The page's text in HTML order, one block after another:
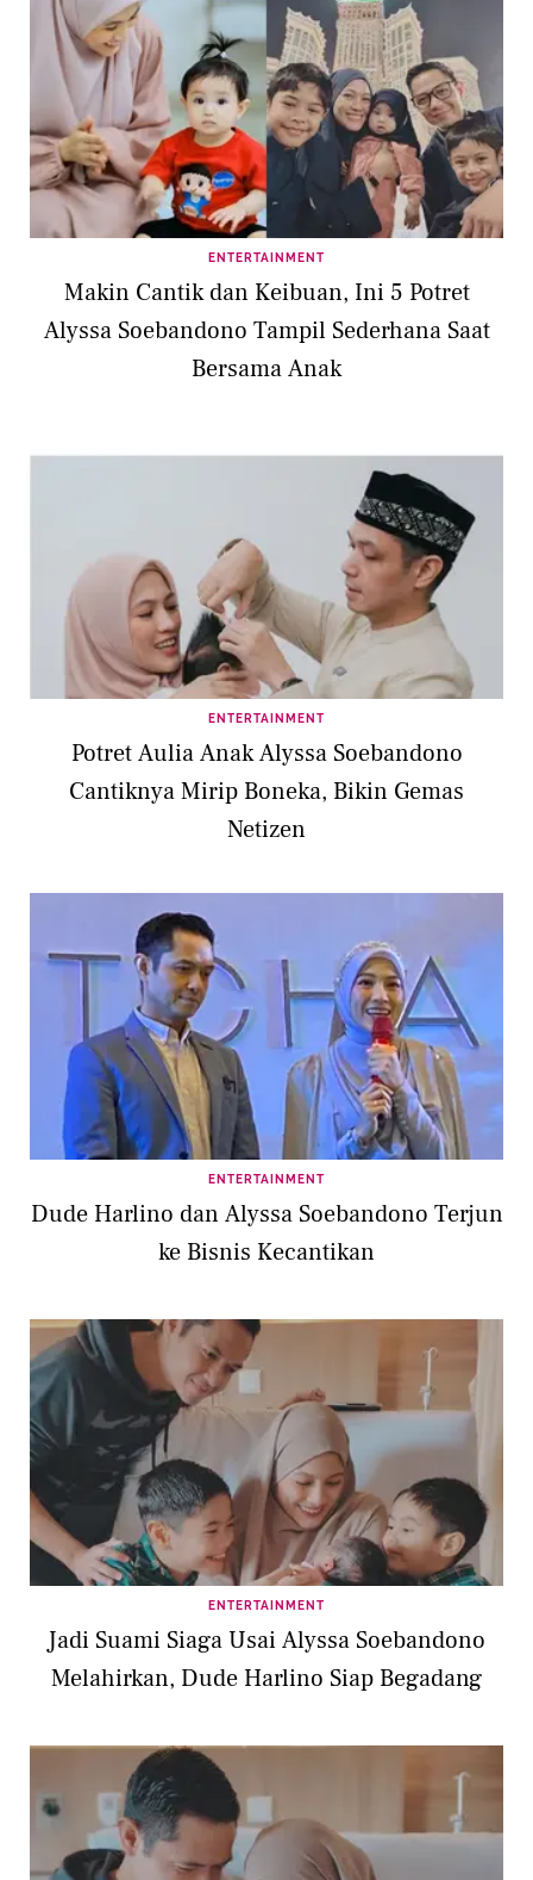
ENTERTAINMENT
Makin Cantik dan Keibuan, Ini 5 Potret
Alyssa Soebandono Tampil Sederhana Saat
Bersama Anak
ENTERTAINMENT
Potret Aulia Anak Alyssa Soebandono
Cantiknya Mirip Boneka, Bikin Gemas
Netizen
ENTERTAINMENT
Dude Harlino dan Alyssa Soebandono Terjun
ke Bisnis Kecantikan
ENTERTAINMENT
Jadi Suami Siaga Usai Alyssa Soebandono
Melahirkan, Dude Harlino Siap Begadang